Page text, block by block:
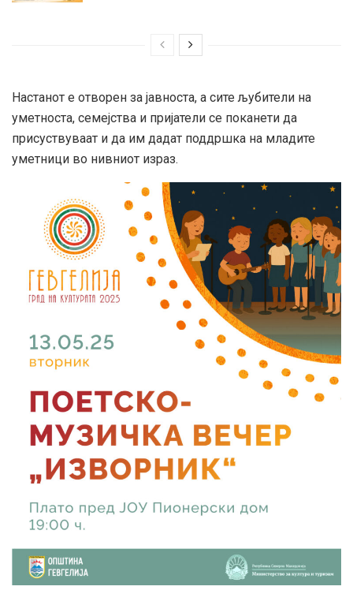
Настанот е отворен за јавноста, а сите љубители на
уметноста, семејства и пријатели се поканети да
присуствуваат и да им дадат поддршка на младите
уметници во нивниот израз.